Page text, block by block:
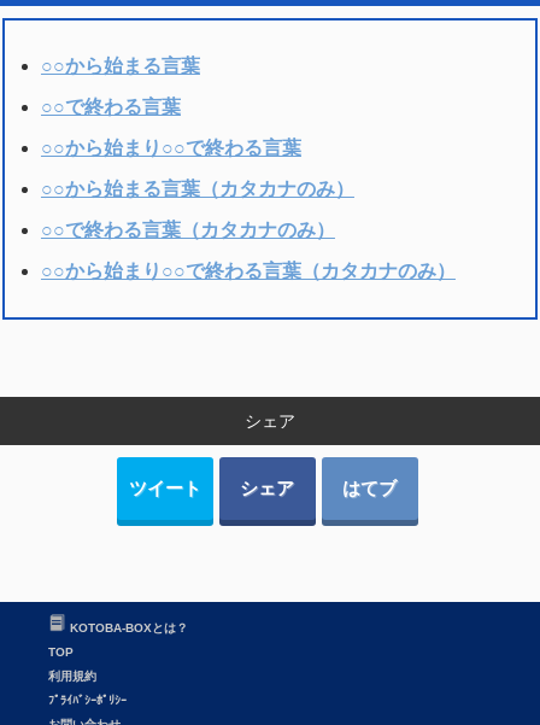
○○から始まる言葉
○○で終わる言葉
○○から始まり○○で終わる言葉
○○から始まる言葉（カタカナのみ）
○○で終わる言葉（カタカナのみ）
○○から始まり○○で終わる言葉（カタカナのみ）
シェア
ツイート シェア はてブ
KOTOBA-BOXとは？
TOP
利用規約
ﾌﾟﾗｲﾊﾞｼｰﾎﾟﾘｼｰ